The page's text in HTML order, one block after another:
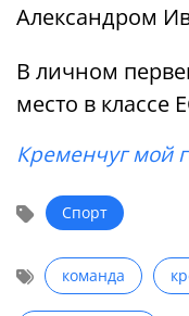
Александром
В личном
место в классе
Кременчуг мой
Спорт
команда